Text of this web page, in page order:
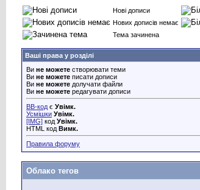
Нові дописи
Нових дописів немає
Тема зачинена
Ваші права у розділі
Ви не можете створювати теми
Ви не можете писати дописи
Ви не можете долучати файли
Ви не можете редагувати дописи
BB-код є Увімк.
Усмішки Увімк.
[IMG] код Увімк.
HTML код Вимк.
Правила форуму
Облако тегов